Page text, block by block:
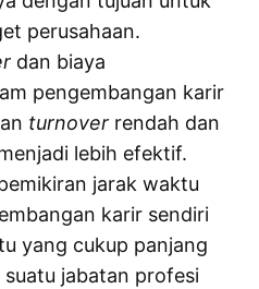
perusahaan.
dan biaya
pengembangan karir
turnover rendah dan
lebih efektif.
jarak waktu
karir sendiri
yang cukup panjang
jabatan profesi